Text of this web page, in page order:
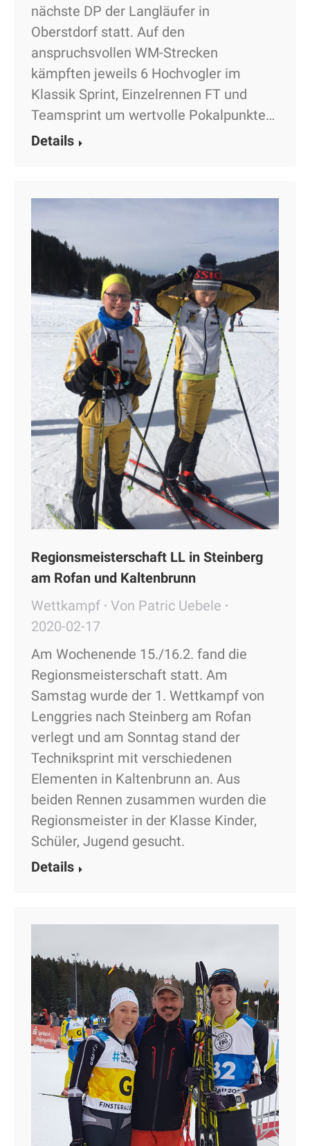
nächste DP der Langläufer in
Oberstdorf statt. Auf den
anspruchsvollen WM-Strecken
kämpften jeweils 6 Hochvogler im
Klassik Sprint, Einzelrennen FT und
Teamsprint um wertvolle Pokalpunkte…
Details
Regionsmeisterschaft LL in Steinberg
am Rofan und Kaltenbrunn
Wettkampf
Von Patric Uebele
2020-02-17
Am Wochenende 15./16.2. fand die
Regionsmeisterschaft statt. Am
Samstag wurde der 1. Wettkampf von
Lenggries nach Steinberg am Rofan
verlegt und am Sonntag stand der
Techniksprint mit verschiedenen
Elementen in Kaltenbrunn an. Aus
beiden Rennen zusammen wurden die
Regionsmeister in der Klasse Kinder,
Schüler, Jugend gesucht.
Details